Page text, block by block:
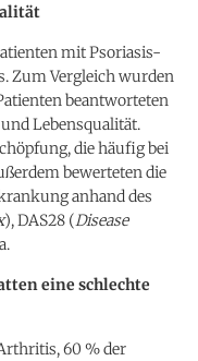
mit Psoriasis-
Zum Vergleich wurden
beantworteten
Lebensqualität.
die häufig bei
bewerteten die
anhand des
), DAS28 (Disease
eine schlechte
60 % der